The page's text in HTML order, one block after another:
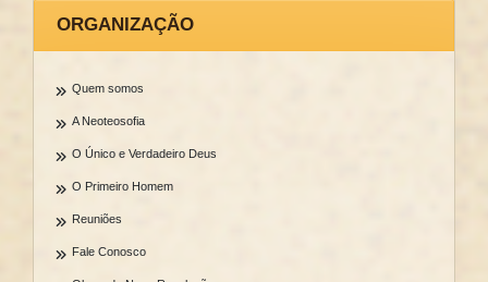
ORGANIZAÇÃO
Quem somos
A Neoteosofia
O Único e Verdadeiro Deus
O Primeiro Homem
Reuniões
Fale Conosco